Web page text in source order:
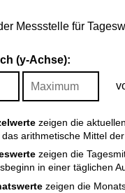
Messstelle für
(y-Achse):
zeigen die
das arithmetische Mittel
zeigen die
in einer täglichen
zeigen die